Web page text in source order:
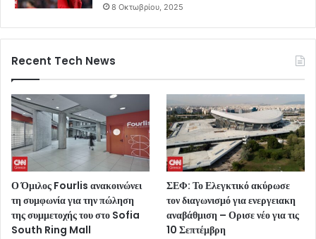
8 Οκτωβρίου, 2025
Recent Tech News
Ο Όμιλος Fourlis ανακοινώνει
τη συμφωνία για την πώληση
της συμμετοχής του στο Sofia
South Ring Mall
ΣΕΦ: Το Ελεγκτικό ακύρωσε
τον διαγωνισμό για ενεργειακη
αναβάθμιση – Ορισε νέο για τις
10 Σεπτέμβρη